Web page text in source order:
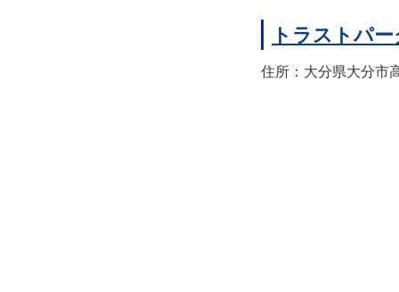
トラストパ
住所：大分県大分市